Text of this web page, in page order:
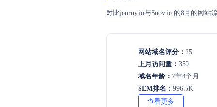
对比journy.io与Snov.io 的8月的网站
网站域名评分： 25
上月访问量： 350
域名年龄： 7年4个月
SEM排名： 996.5K
查看更多